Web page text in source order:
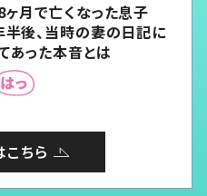
ヶ月で亡くなった息子
後、当時の妻の日記に
あった本音とは
ちら